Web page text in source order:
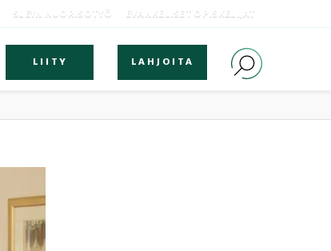
SLEYN NUORISOTYÖ EVANKELISET OPISKELIJAT
LIITY LAHJOITA